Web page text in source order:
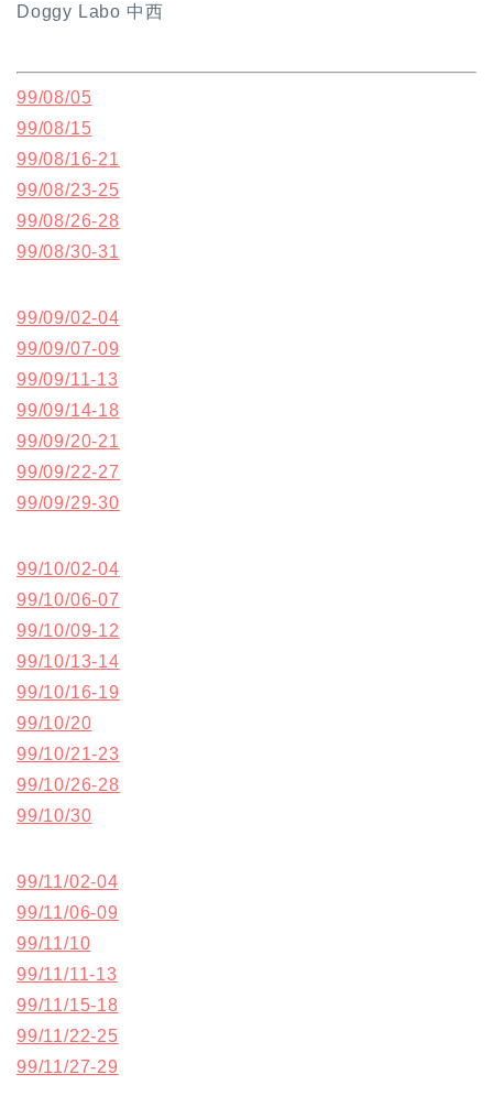
Doggy Labo 中西
99/08/05
99/08/15
99/08/16-21
99/08/23-25
99/08/26-28
99/08/30-31
99/09/02-04
99/09/07-09
99/09/11-13
99/09/14-18
99/09/20-21
99/09/22-27
99/09/29-30
99/10/02-04
99/10/06-07
99/10/09-12
99/10/13-14
99/10/16-19
99/10/20
99/10/21-23
99/10/26-28
99/10/30
99/11/02-04
99/11/06-09
99/11/10
99/11/11-13
99/11/15-18
99/11/22-25
99/11/27-29